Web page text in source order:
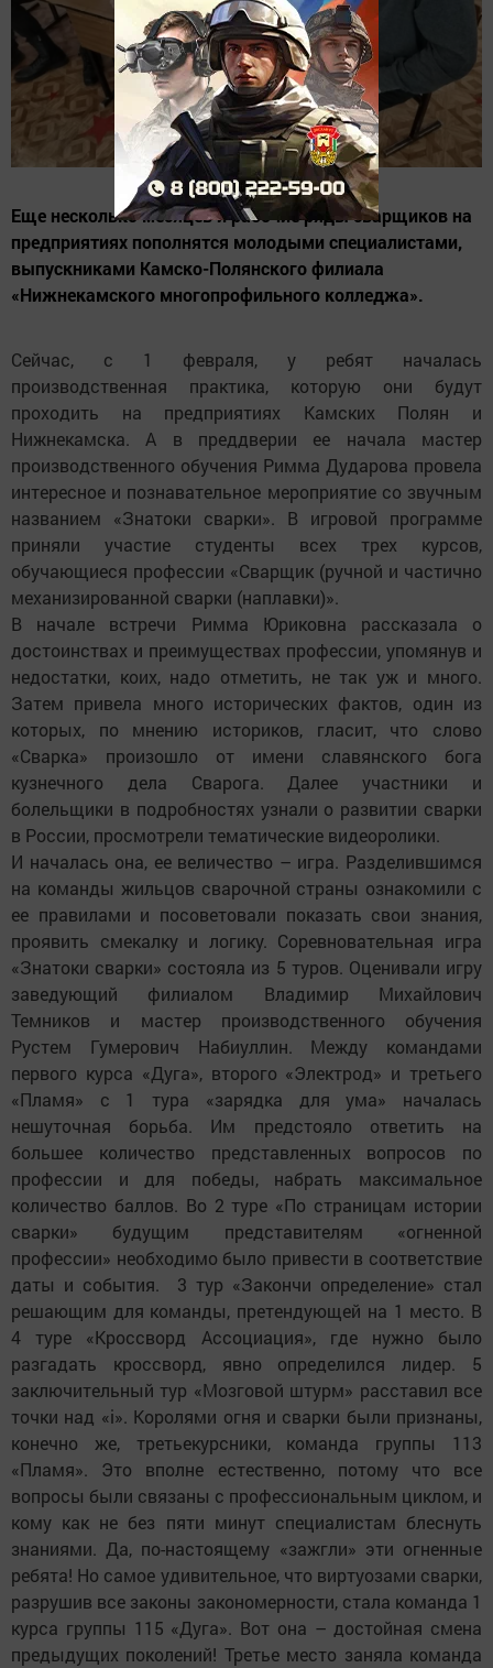
Еще несколько месяцев и рабочие ряды сварщиков на
предприятиях пополнятся молодыми специалистами,
выпускниками Камско-Полянского филиала
«Нижнекамского многопрофильного колледжа».
Сейчас, с 1 февраля, у ребят началась
производственная практика, которую они будут
проходить на предприятиях Камских Полян и
Нижнекамска. А в преддверии ее начала мастер
производственного обучения Римма Дударова провела
интересное и познавательное мероприятие со звучным
названием «Знатоки сварки». В игровой программе
приняли участие студенты всех трех курсов,
обучающиеся профессии «Сварщик (ручной и частично
механизированной сварки (наплавки)».
В начале встречи Римма Юриковна рассказала о
достоинствах и преимуществах профессии, упомянув и
недостатки, коих, надо отметить, не так уж и много.
Затем привела много исторических фактов, один из
которых, по мнению историков, гласит, что слово
«Сварка» произошло от имени славянского бога
кузнечного дела Сварога. Далее участники и
болельщики в подробностях узнали о развитии сварки
в России, просмотрели тематические видеоролики.
И началась она, ее величество – игра. Разделившимся
на команды жильцов сварочной страны ознакомили с
ее правилами и посоветовали показать свои знания,
проявить смекалку и логику. Соревновательная игра
«Знатоки сварки» состояла из 5 туров. Оценивали игру
заведующий филиалом Владимир Михайлович
Темников и мастер производственного обучения
Рустем Гумерович Набиуллин. Между командами
первого курса «Дуга», второго «Электрод» и третьего
«Пламя» с 1 тура «зарядка для ума» началась
нешуточная борьба. Им предстояло ответить на
большее количество представленных вопросов по
профессии и для победы, набрать максимальное
количество баллов. Во 2 туре «По страницам истории
сварки» будущим представителям «огненной
профессии» необходимо было привести в соответствие
даты и события. 3 тур «Закончи определение» стал
решающим для команды, претендующей на 1 место. В
4 туре «Кроссворд Ассоциация», где нужно было
разгадать кроссворд, явно определился лидер. 5
заключительный тур «Мозговой штурм» расставил все
точки над «i». Королями огня и сварки были признаны,
конечно же, третьекурсники, команда группы 113
«Пламя». Это вполне естественно, потому что все
вопросы были связаны с профессиональным циклом, и
кому как не без пяти минут специалистам блеснуть
знаниями. Да, по-настоящему «зажгли» эти огненные
ребята! Но самое удивительное, что виртуозами сварки,
разрушив все законы закономерности, стала команда 1
курса группы 115 «Дуга». Вот она – достойная смена
предыдущих поколений! Третье место заняла команда